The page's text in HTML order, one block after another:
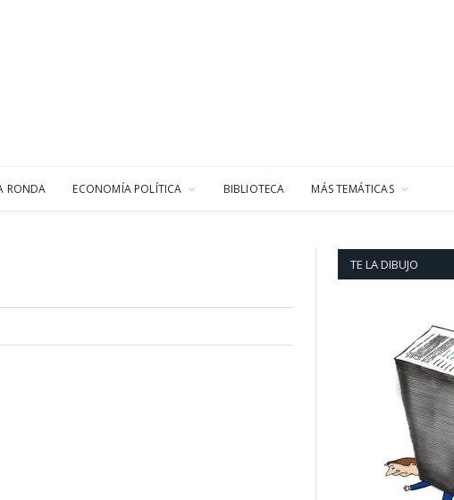
RONDA ECONOMÍA POLÍTICA BIBLIOTECA MÁS TEMÁTICAS
TE LA DIBUJO